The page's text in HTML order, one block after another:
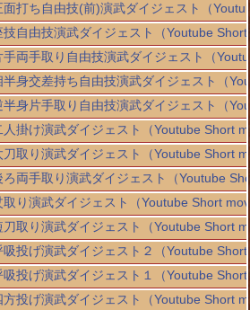
面打ち自由技(前)演武ダイジェスト（
技自由技演武ダイジェスト（Youtube
手両手取り自由技演武ダイジェスト（
半身交差持ち自由技演武ダイジェスト（
半身片手取り自由技演武ダイジェスト（
人掛け演武ダイジェスト（Youtube Short
刀取り演武ダイジェスト（Youtube Short
ろ両手取り演武ダイジェスト（Youtube
取り演武ダイジェスト（Youtube Short
刀取り演武ダイジェスト（Youtube Short
吸投げ演武ダイジェスト２（Youtube
吸投げ演武ダイジェスト１（Youtube
方投げ演武ダイジェスト（Youtube Short